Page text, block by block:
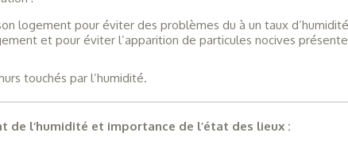
logement pour éviter des problèmes du à un taux
et pour éviter l’apparition de particules nocives
touchés par l’humidité.
de l’humidité et importance de l’état des lieux :